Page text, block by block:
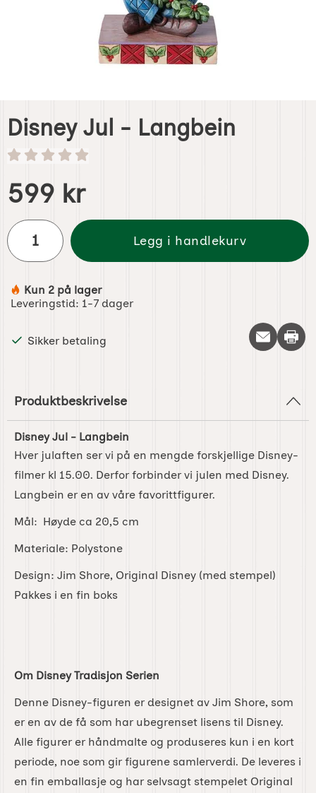
Disney Jul - Langbein
Handle dette produktet, Disney Jul - Langbein
pris
599 kr
antall
Legg i handlekurv
Produkttilgjengelighet:
Kun 2 på lager
Leveringstid: 1-7 dager
Sikker betaling Skriv
Produktbeskrivelse
Disney Jul - Langbein
Hver julaften ser vi på en mengde forskjellige Disney-
filmer kl 15.00. Derfor forbinder vi julen med Disney.
Langbein er en av våre favorittfigurer.
Mål: Høyde ca 20,5 cm
Materiale: Polystone
Design: Jim Shore, Original Disney (med stempel)
Pakkes i en fin boks
Om Disney Tradisjon Serien
Denne Disney-figuren er designet av Jim Shore, som
er en av de få som har ubegrenset lisens til Disney.
Alle figurer er håndmalte og produseres kun i en kort
periode, noe som gir figurene samlerverdi. De leveres i
en fin emballasje og har selvsagt stempelet Original